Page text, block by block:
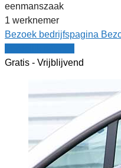
eenmanszaak
1 werknemer
Bezoek bedrijfspagina
Gratis - Vrijblijvend